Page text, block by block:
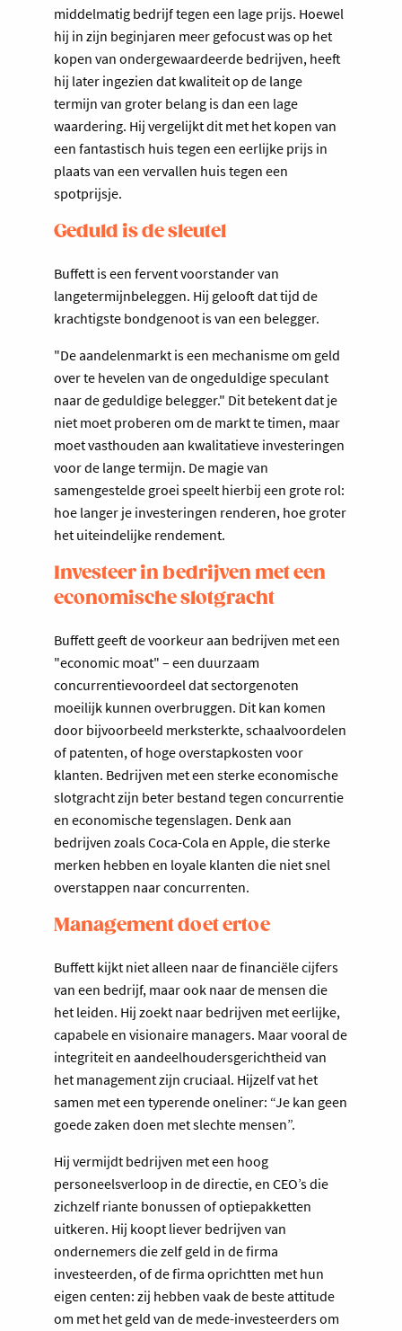
middelmatig bedrijf tegen een lage prijs. Hoewel
hij in zijn beginjaren meer gefocust was op het
kopen van ondergewaardeerde bedrijven, heeft
hij later ingezien dat kwaliteit op de lange
termijn van groter belang is dan een lage
waardering. Hij vergelijkt dit met het kopen van
een fantastisch huis tegen een eerlijke prijs in
plaats van een vervallen huis tegen een
spotprijsje.
Geduld is de sleutel
Buffett is een fervent voorstander van
langetermijnbeleggen. Hij gelooft dat tijd de
krachtigste bondgenoot is van een belegger.
"De aandelenmarkt is een mechanisme om geld
over te hevelen van de ongeduldige speculant
naar de geduldige belegger." Dit betekent dat je
niet moet proberen om de markt te timen, maar
moet vasthouden aan kwalitatieve investeringen
voor de lange termijn. De magie van
samengestelde groei speelt hierbij een grote rol:
hoe langer je investeringen renderen, hoe groter
het uiteindelijke rendement.
Investeer in bedrijven met een
economische slotgracht
Buffett geeft de voorkeur aan bedrijven met een
"economic moat" – een duurzaam
concurrentievoordeel dat sectorgenoten
moeilijk kunnen overbruggen. Dit kan komen
door bijvoorbeeld merksterkte, schaalvoordelen
of patenten, of hoge overstapkosten voor
klanten. Bedrijven met een sterke economische
slotgracht zijn beter bestand tegen concurrentie
en economische tegenslagen. Denk aan
bedrijven zoals Coca-Cola en Apple, die sterke
merken hebben en loyale klanten die niet snel
overstappen naar concurrenten.
Management doet ertoe
Buffett kijkt niet alleen naar de financiële cijfers
van een bedrijf, maar ook naar de mensen die
het leiden. Hij zoekt naar bedrijven met eerlijke,
capabele en visionaire managers. Maar vooral de
integriteit en aandeelhoudersgerichtheid van
het management zijn cruciaal. Hijzelf vat het
samen met een typerende oneliner: “Je kan geen
goede zaken doen met slechte mensen”.
Hij vermijdt bedrijven met een hoog
personeelsverloop in de directie, en CEO’s die
zichzelf riante bonussen of optiepakketten
uitkeren. Hij koopt liever bedrijven van
ondernemers die zelf geld in de firma
investeerden, of de firma oprichtten met hun
eigen centen: zij hebben vaak de beste attitude
om met het geld van de mede-investeerders om